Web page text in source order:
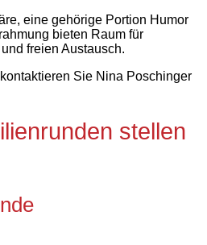
eine gehörige Portion Humor
bieten Raum für
freien Austausch.
Sie Nina Poschinger
stellen